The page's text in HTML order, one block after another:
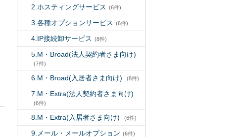
2.ホスティングサービス (6件)
3.各種オプションサービス (6件)
4.IP接続卸サービス (8件)
5.M・Broad(法人契約者さま向け)
(7件)
6.M・Broad(入居者さま向け) (8件)
7.M・Extra(法人契約者さま向け)
(6件)
8.M・Extra(入居者さま向け) (6件)
9.メール・メールオプション (6件)